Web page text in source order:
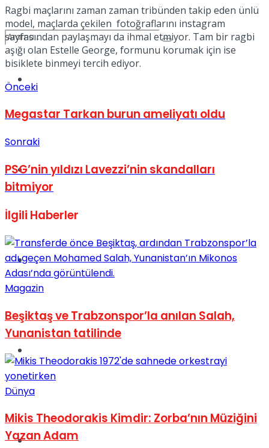
Müzik
Sinema
Spor
No Result
View All Result
Ragbi maçlarını zaman zaman tribünden takip eden ünlü
model, maçlarda çekilen fotoğraflarını instagram
sayfasından paylaşmayı da ihmal etmiyor. Tam bir ragbi
aşığı olan Estelle George, formunu korumak için ise
bisiklete binmeyi tercih ediyor.
Önceki
Megastar Tarkan burun ameliyatı oldu
Sonraki
PSG’nin yıldızı Lavezzi’nin skandalları
bitmiyor
İlgili Haberler
Magazin
Beşiktaş ve Trabzonspor’la anılan Salah,
Yunanistan tatilinde
Dünya
Mikis Theodorakis Kimdir: Zorba’nın Müziğini
Yazan Adam